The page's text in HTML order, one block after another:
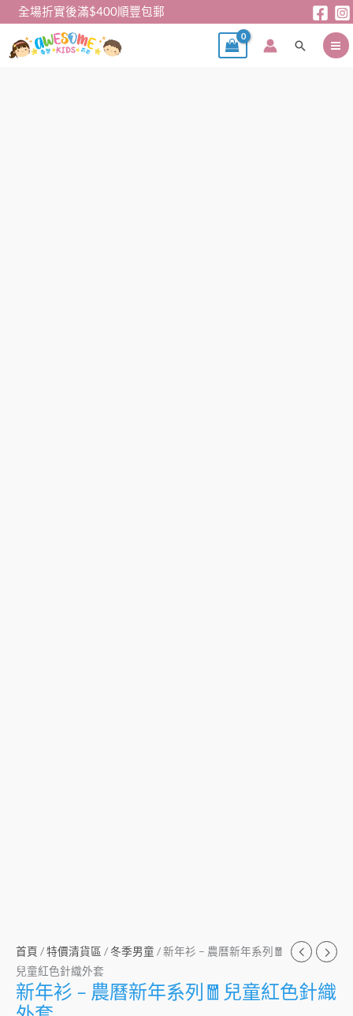
全場折實後滿$400順豐包郵
搜
首頁 /特價清貨區 /冬季男童 / 新年衫 – 農曆新年系列🧧
兒童紅色針織外套
新年衫 – 農曆新年系列🧧兒童紅色針織